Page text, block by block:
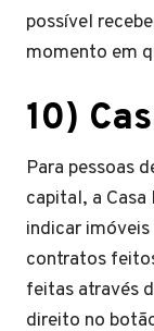
possível
momento em
10)
Para pessoas
capital, a
indicar
contratos
feitas através
direito no